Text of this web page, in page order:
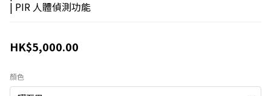
| PIR 人體偵測功能
HK$5,000.00
顏色